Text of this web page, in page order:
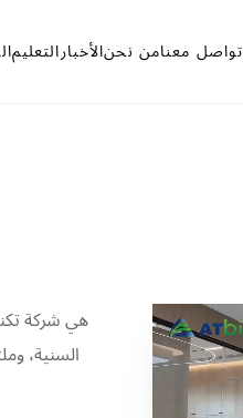
التعليمالأخبارمن نحنتواصل معنا
السنية،